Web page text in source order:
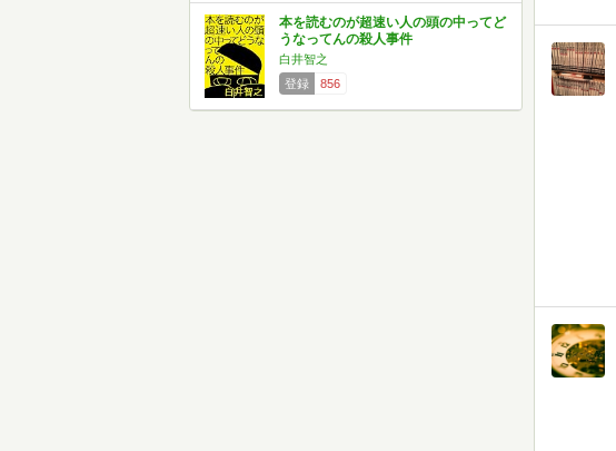
本を読むのが超速い人の頭の中ってど
うなってんの殺人事件
白井智之
登録
856